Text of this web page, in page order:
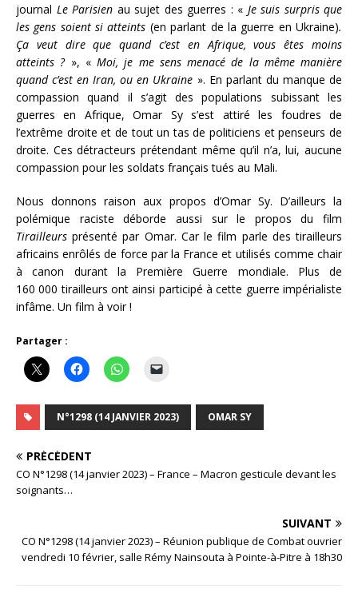
journal Le Parisien au sujet des guerres : « Je suis surpris que
les gens soient si atteints (en parlant de la guerre en Ukraine).
Ça veut dire que quand c’est en Afrique, vous êtes moins
atteints ? », « Moi, je me sens menacé de la même manière
quand c’est en Iran, ou en Ukraine ». En parlant du manque de
compassion quand il s’agit des populations subissant les
guerres en Afrique, Omar Sy s’est attiré les foudres de
l’extrême droite et de tout un tas de politiciens et penseurs de
droite. Ces détracteurs prétendant même qu’il n’a, lui, aucune
compassion pour les soldats français tués au Mali.
Nous donnons raison aux propos d’Omar Sy. D’ailleurs la
polémique raciste déborde aussi sur le propos du film
Tirailleurs présenté par Omar. Car le film parle des tirailleurs
africains enrôlés de force par la France et utilisés comme chair
à canon durant la Première Guerre mondiale. Plus de
160 000 tirailleurs ont ainsi participé à cette guerre impérialiste
infâme. Un film à voir !
Partager :
N°1298 (14 JANVIER 2023) OMAR SY
PRÉCÉDENT
CO N°1298 (14 janvier 2023) – France – Macron gesticule devant les
soignants…
SUIVANT
CO N°1298 (14 janvier 2023) – Réunion publique de Combat ouvrier
vendredi 10 février, salle Rémy Nainsouta à Pointe-à-Pitre à 18h30